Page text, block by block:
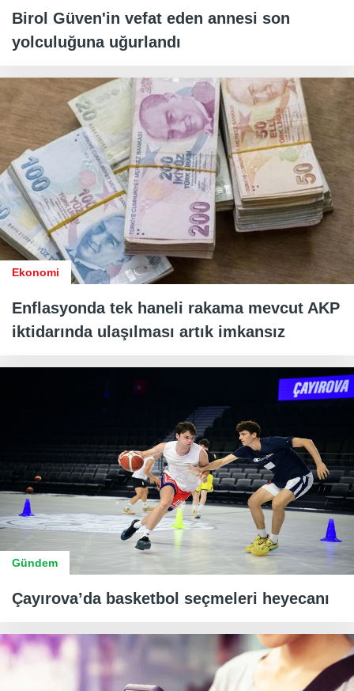
Birol Güven'in vefat eden annesi son
yolculuğuna uğurlandı
Ekonomi
Enflasyonda tek haneli rakama mevcut AKP
iktidarında ulaşılması artık imkansız
Gündem
Çayırova’da basketbol seçmeleri heyecanı